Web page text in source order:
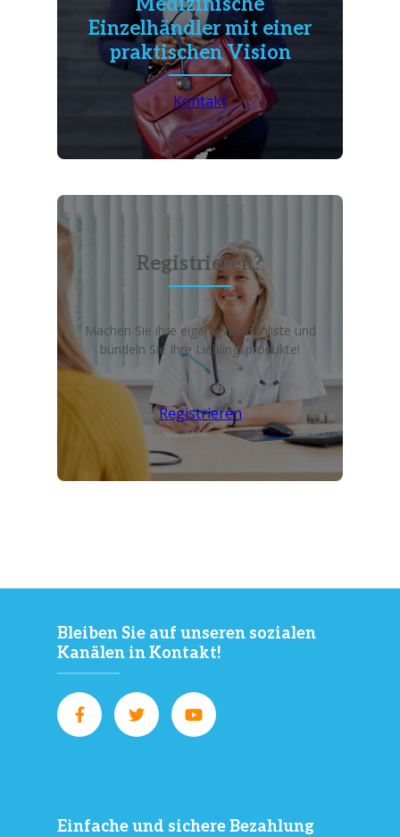
Einzelhändler mit einer
praktischen Vision
Kontakt
Registrieren?
Machen Sie ihre eigene Wunschliste und
bündeln Sie Ihre Lieblingsprodukte!
Registrieren
Bleiben Sie auf unseren sozialen
Kanälen in Kontakt!
Einfache und sichere Bezahlung